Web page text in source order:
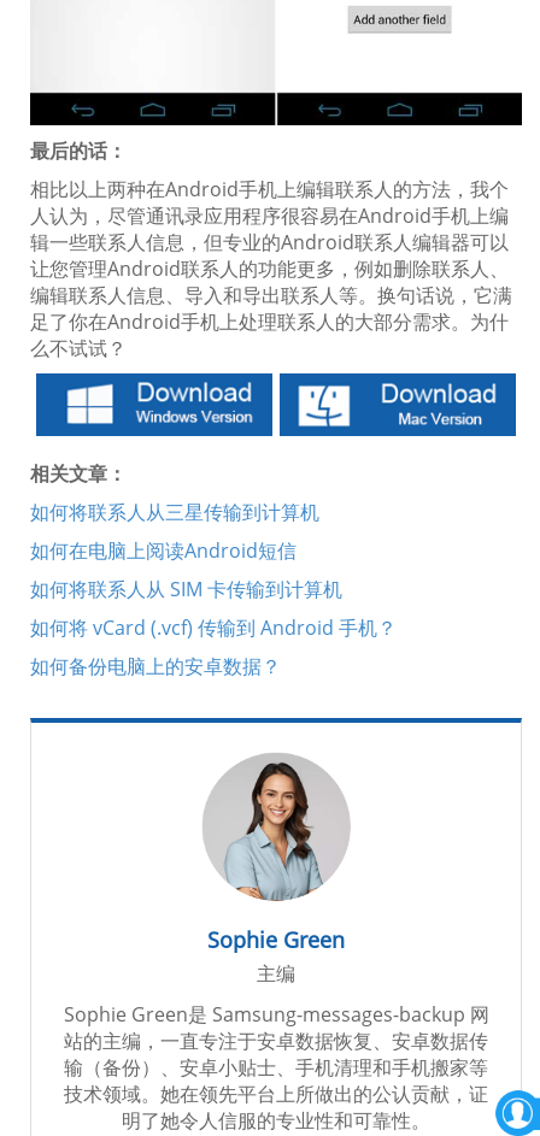
最后的话：
相比以上两种在Android手机上编辑联系人的方法，我个
人认为，尽管通讯录应用程序很容易在Android手机上编
辑一些联系人信息，但专业的Android联系人编辑器可以
让您管理Android联系人的功能更多，例如删除联系人、
编辑联系人信息、导入和导出联系人等。换句话说，它满
足了你在Android手机上处理联系人的大部分需求。为什
么不试试？
相关文章：
如何将联系人从三星传输到计算机
如何在电脑上阅读Android短信
如何将联系人从 SIM 卡传输到计算机
如何将 vCard (.vcf) 传输到 Android 手机？
如何备份电脑上的安卓数据？
Sophie Green
主编
Sophie Green是 Samsung-messages-backup 网
站的主编，一直专注于安卓数据恢复、安卓数据传
输（备份）、安卓小贴士、手机清理和手机搬家等
技术领域。她在领先平台上所做出的公认贡献，证
明了她令人信服的专业性和可靠性。